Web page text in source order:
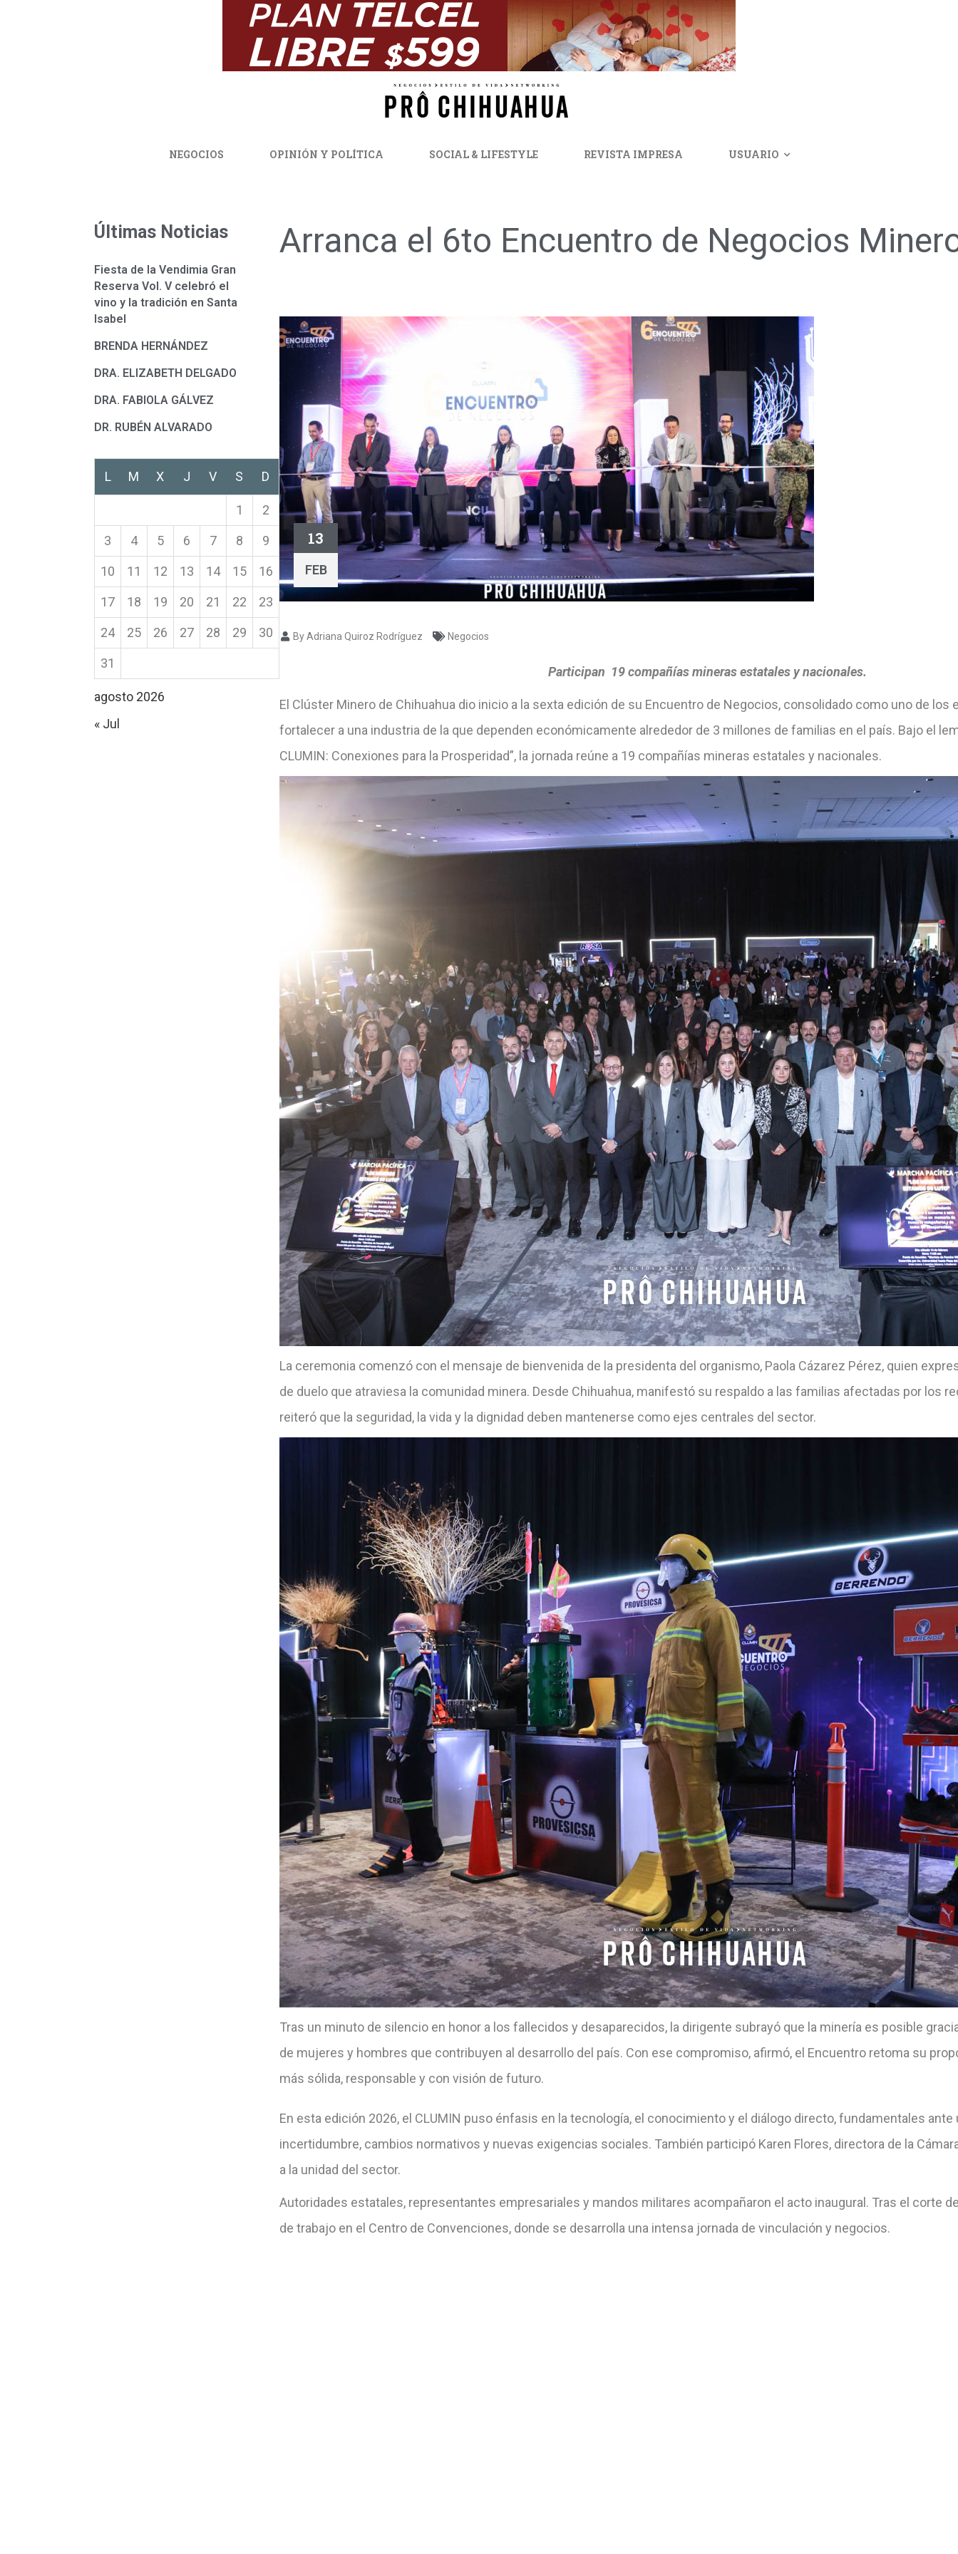
NEGOCIOS OPINIÓN Y POLÍTICA SOCIAL & LIFESTYLE REVISTA IMPRESA USUARIO
Últimas Noticias
Fiesta de la Vendimia Gran
Reserva Vol. V celebró el
vino y la tradición en Santa
Isabel
BRENDA HERNÁNDEZ
DRA. ELIZABETH DELGADO
DRA. FABIOLA GÁLVEZ
DR. RUBÉN ALVARADO
agosto 2026
L M X J V S D
1 2
3 4 5 6 7 8 9
10 11 12 13 14 15 16
17 18 19 20 21 22 23
24 25 26 27 28 29 30
31
« Jul
Arranca el 6to Encuentro de Negocios
13
FEB
By Adriana Quiroz Rodríguez Negocios
Participan 19 compañías mineras estatales y nacionales.
El Clúster Minero de Chihuahua dio inicio a la sexta edición de su Encuentro de Negocios, consolidado como uno de los
fortalecer a una industria de la que dependen económicamente alrededor de 3 millones de familias en el país. Bajo el
CLUMIN: Conexiones para la Prosperidad”, la jornada reúne a 19 compañías mineras estatales y nacionales.
La ceremonia comenzó con el mensaje de bienvenida de la presidenta del organismo, Paola Cázarez Pérez, quien
de duelo que atraviesa la comunidad minera. Desde Chihuahua, manifestó su respaldo a las familias afectadas por los
reiteró que la seguridad, la vida y la dignidad deben mantenerse como ejes centrales del sector.
Tras un minuto de silencio en honor a los fallecidos y desaparecidos, la dirigente subrayó que la minería es posible
de mujeres y hombres que contribuyen al desarrollo del país. Con ese compromiso, afirmó, el Encuentro retoma su
más sólida, responsable y con visión de futuro.
En esta edición 2026, el CLUMIN puso énfasis en la tecnología, el conocimiento y el diálogo directo, fundamentales
incertidumbre, cambios normativos y nuevas exigencias sociales. También participó Karen Flores, directora de la
a la unidad del sector.
Autoridades estatales, representantes empresariales y mandos militares acompañaron el acto inaugural. Tras el corte
de trabajo en el Centro de Convenciones, donde se desarrolla una intensa jornada de vinculación y negocios.